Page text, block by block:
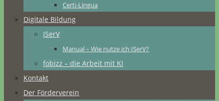
Certi-Lingua
Digitale Bildung
ISerV
Manual – Wie nutze ich ISerV?
fobizz – die Arbeit mit KI
Kontakt
Der Förderverein